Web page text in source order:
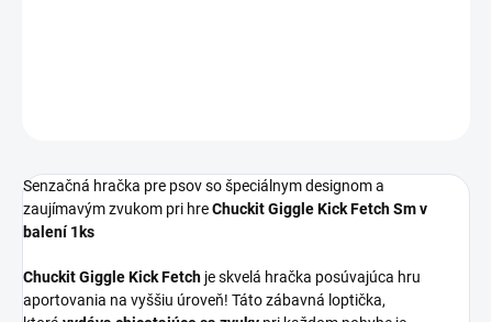
Senzačná hračka pre psov so špeciálnym designom a
zaujímavým zvukom pri hreChuckit Giggle Kick Fetch Sm v
balení 1ks
Chuckit Giggle Kick Fetch je skvelá hračka posúvajúca hru
aportovania na vyššiu úroveň! Táto zábavná loptička,